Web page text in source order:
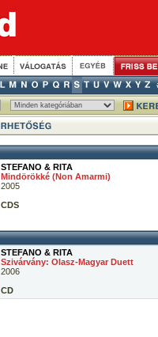
STEFANO & RITA
Mindörökké (Non Amarmi)
2005
CDS
STEFANO & RITA
Szivárvány: Olasz-Magyar Duett
2006
CD